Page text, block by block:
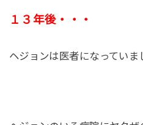
１３年後・・・
ヘジョンは医者になっていま